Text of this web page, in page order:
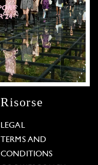
Risorse
LEGAL
TERMS AND
CONDITIONS